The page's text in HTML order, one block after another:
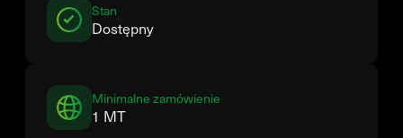
Stan
Dostępny
Minimalne zamówienie
1 MT